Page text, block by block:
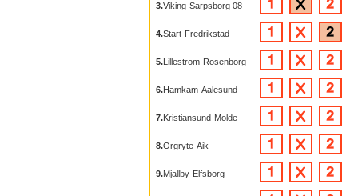
3.Viking-Sarpsborg 08
4.Start-Fredrikstad
5.Lillestrom-Rosenborg
6.Hamkam-Aalesund
7.Kristiansund-Molde
8.Orgryte-Aik
9.Mjallby-Elfsborg